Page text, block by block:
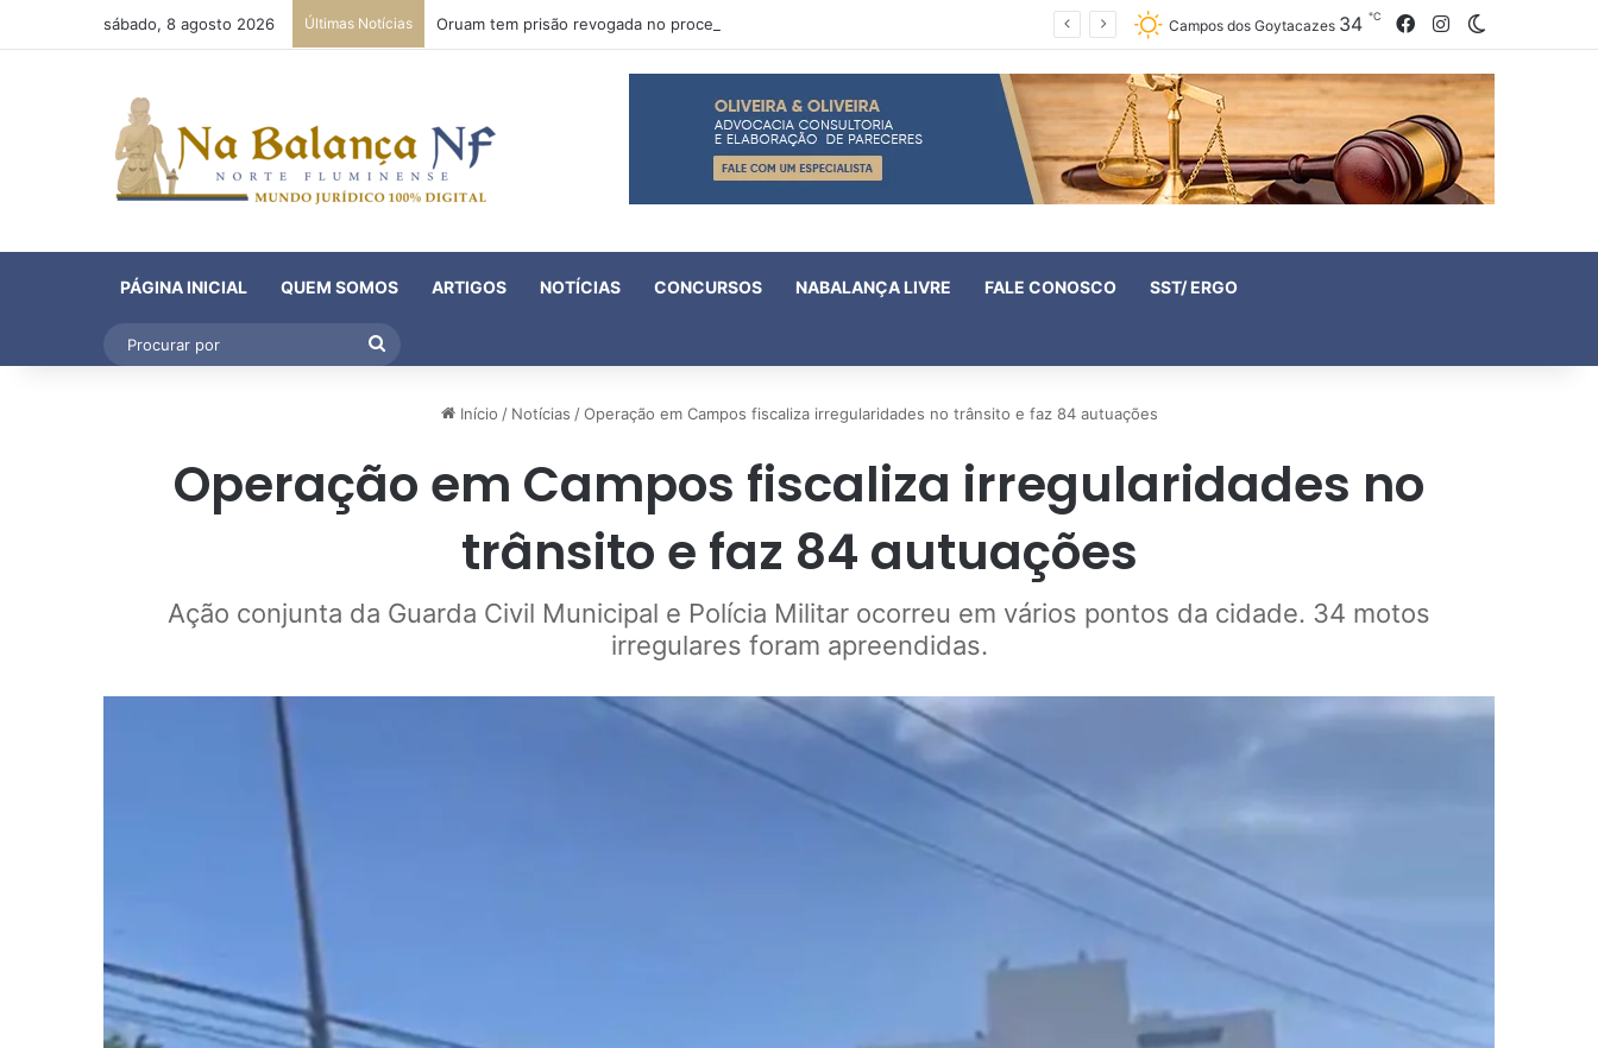
sábado, 8 agosto 2026 Últimas Notícias Campos dos Goytacazes 34 ℃ FacebookInstagram
PÁGINA INICIAL QUEM SOMOS ARTIGOS NOTÍCIAS CONCURSOS NABALANÇA LIVRE FALE CONOSCO SST/ ERGO
Início / Notícias / Operação em Campos fiscaliza irregularidades no trânsito e faz 84 autuações
Operação em Campos fiscaliza irregularidades no
trânsito e faz 84 autuações
Ação conjunta da Guarda Civil Municipal e Polícia Militar ocorreu em vários pontos da cidade. 34 motos
irregulares foram apreendidas.